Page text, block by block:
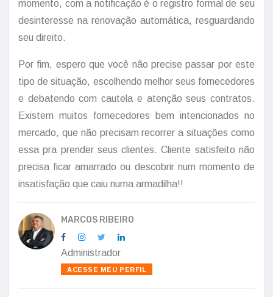
momento, com a notificação é o registro formal de seu
desinteresse na renovação automática, resguardando
seu direito.
Por fim, espero que você não precise passar por este
tipo de situação, escolhendo melhor seus fornecedores
e debatendo com cautela e atenção seus contratos.
Existem muitos fornecedores bem intencionados no
mercado, que não precisam recorrer a situações como
essa pra prender seus clientes. Cliente satisfeito não
precisa ficar amarrado ou descobrir num momento de
insatisfação que caiu numa armadilha!!
MARCOS RIBEIRO
Administrador
ACESSE MEU PERFIL